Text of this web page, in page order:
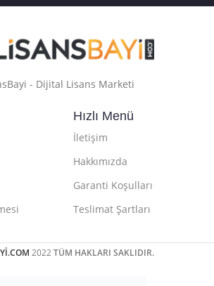
- Dijital Lisans Marketi
Hızlı Menü
İletişim
Hakkımızda
Garanti Koşulları
Teslimat Şartları
2022TÜM HAKLARI SAKLIDIR.